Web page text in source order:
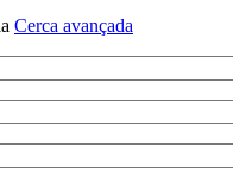
Cerca avançada